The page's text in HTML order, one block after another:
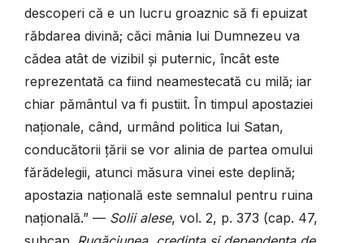
descoperi că e un lucru groaznic să fi epuizat
răbdarea divină; căci mânia lui Dumnezeu va
cădea atât de vizibil și puternic, încât este
reprezentată ca fiind neamestecată cu milă; iar
chiar pământul va fi pustiit. În timpul apostaziei
naționale, când, urmând politica lui Satan,
conducătorii țării se vor alinia de partea omului
fărădelegii, atunci măsura vinei este deplină;
apostazia națională este semnalul pentru ruina
națională.” — Solii alese, vol. 2, p. 373 (cap. 47,